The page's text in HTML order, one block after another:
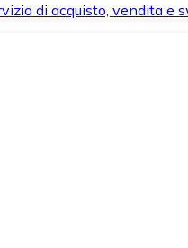
di acquisto, vendita e